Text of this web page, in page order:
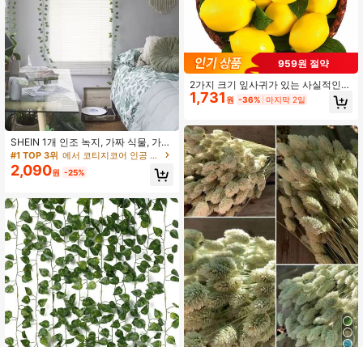
SHEIN 1개 인조 녹지, 가짜 식물, 가을
장식, 룸, 책상, 정원 장식, 연휴 선물
주기를 위한 룸 장식용 소품
#1 TOP 3위 에서 코티지코어 인공 장식&인공 장식
2,090원 -25%
959원 절약
2가지 크기 잎사귀가 있는 사실적인
인공 레몬, 3.5인치 및 2.8인치, 실물
같은 노란색 레몬 장식, 그릇, 탁상, 주
1,731 원 -36% 마지막 2일